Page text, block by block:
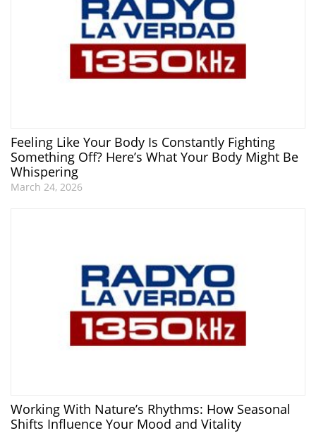
Feeling Like Your Body Is Constantly Fighting
Something Off? Here’s What Your Body Might Be
Whispering
March 24, 2026
Working With Nature’s Rhythms: How Seasonal
Shifts Influence Your Mood and Vitality